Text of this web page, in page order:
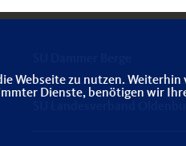
Webseite zu nutzen.
Dienste, benötigen wir